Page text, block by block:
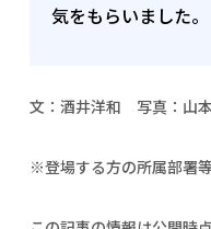
気をもらいました。
文：酒井洋和 写真：山
※登場する方の所属部署